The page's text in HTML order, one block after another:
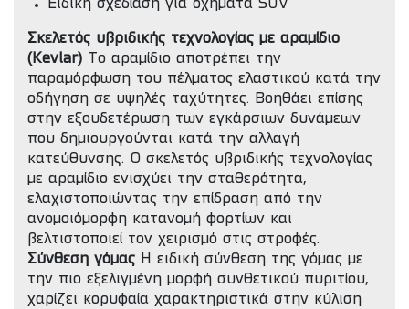
Ειδική σχεδίαση για οχήματα SUV
Σκελετός υβριδικής τεχνολογίας με αραμίδιο
(Kevlar) Το αραμίδιο αποτρέπει την
παραμόρφωση του πέλματος ελαστικού κατά την
οδήγηση σε υψηλές ταχύτητες. Βοηθάει επίσης
στην εξουδετέρωση των εγκάρσιων δυνάμεων
που δημιουργούνται κατά την αλλαγή
κατεύθυνσης. Ο σκελετός υβριδικής τεχνολογίας
με αραμίδιο ενισχύει την σταθερότητα,
ελαχιστοποιώντας την επίδραση από την
ανομοιόμορφη κατανομή φορτίων και
βελτιστοποιεί τον χειρισμό στις στροφές.
Σύνθεση γόμας Η ειδική σύνθεση της γόμας με
την πιο εξελιγμένη μορφή συνθετικού πυριτίου,
χαρίζει κορυφαία χαρακτηριστικά στην κύλιση